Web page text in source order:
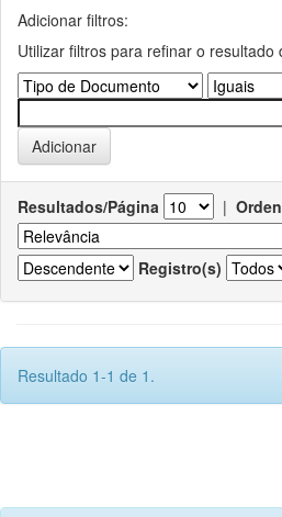
Adicionar filtros:
Utilizar filtros para refinar o resultado
Resultados/Página |
Registro(s)
Resultado 1-1 de 1.